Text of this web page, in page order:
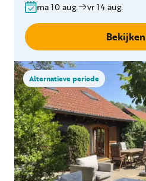
binnen 24
ma 10 aug. vr 14 aug.
Bekijken
Alternatieve periode